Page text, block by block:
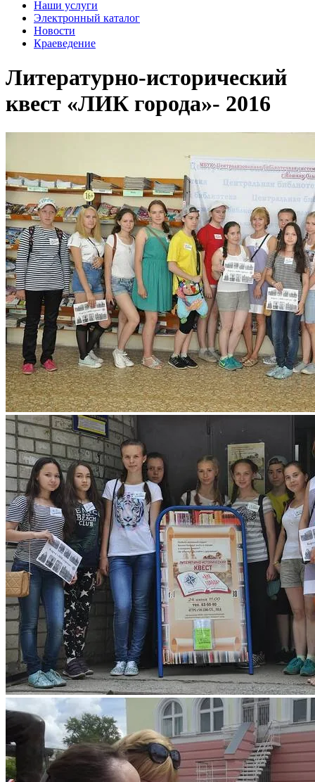
Наши услуги
Электронный каталог
Новости
Краеведение
Литературно-исторический
квест «ЛИК города»- 2016